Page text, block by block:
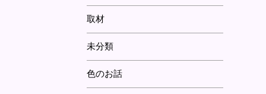
取材
未分類
色のお話